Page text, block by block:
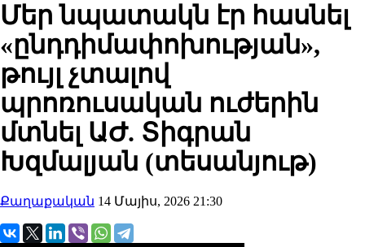
Մեր նպատակն էր հասնել
«ընդդիմափոխության»,
թույլ չտալով
պրոռուսական ուժերին
մտնել ԱԺ. Տիգրան
Խզմալյան (տեսանյութ)
Քաղաքական 14 Մայիս, 2026 21:30